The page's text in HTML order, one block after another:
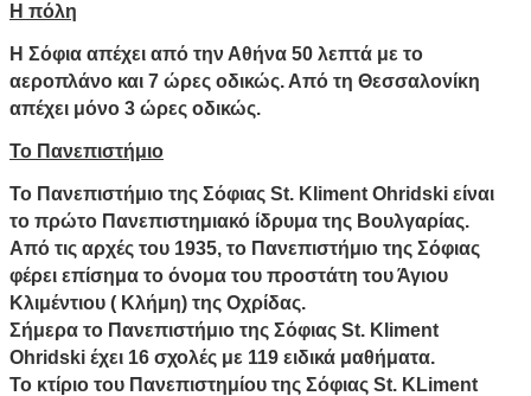
Η πόλη
Η Σόφια απέχει από την Αθήνα 50 λεπτά με το
αεροπλάνο και 7 ώρες οδικώς. Από τη Θεσσαλονίκη
απέχει μόνο 3 ώρες οδικώς.
Το Πανεπιστήμιο
Το Πανεπιστήμιο της Σόφιας St. Kliment Ohridski είναι
το πρώτο Πανεπιστημιακό ίδρυμα της Βουλγαρίας.
Από τις αρχές του 1935, το Πανεπιστήμιο της Σόφιας
φέρει επίσημα το όνομα του προστάτη του Άγιου
Κλιμέντιου ( Κλήμη) της Οχρίδας.
Σήμερα το Πανεπιστήμιο της Σόφιας St. Kliment
Ohridski έχει 16 σχολές με 119 ειδικά μαθήματα.
Το κτίριο του Πανεπιστημίου της Σόφιας St. KLiment